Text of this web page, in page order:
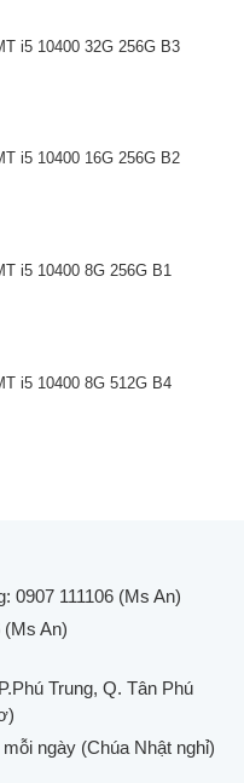
i5 10400 32G 256G B3
i5 10400 16G 256G B2
i5 10400 8G 256G B1
i5 10400 8G 512G B4
0907 111106 (Ms An)
(Ms An)
Trung, Q. Tân Phú
ngày (Chúa Nhật nghỉ)